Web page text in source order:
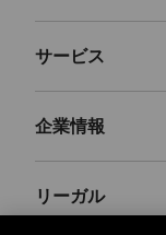
可能なショルダース
ファッション性と機
構築的でエレガント
加えます。イタリア
よくあるご質問
返品を申請
配送
サービス
Made-to-Order
保証
企業情報
ブランドの歴史
リーガル